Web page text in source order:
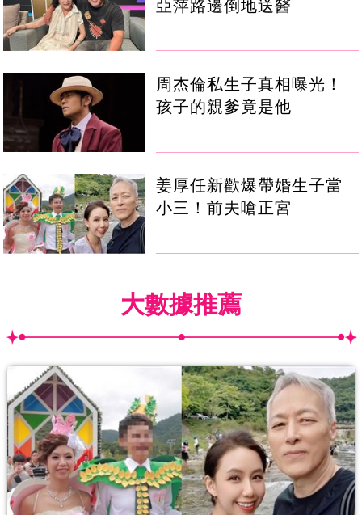
亞萍路邊倒地送醫
周杰倫私生子真相曝光！
孩子的親爹竟是他
姜厚任新歡爆帶婚生子當
小三！前夫嗆正宮
大數據推薦